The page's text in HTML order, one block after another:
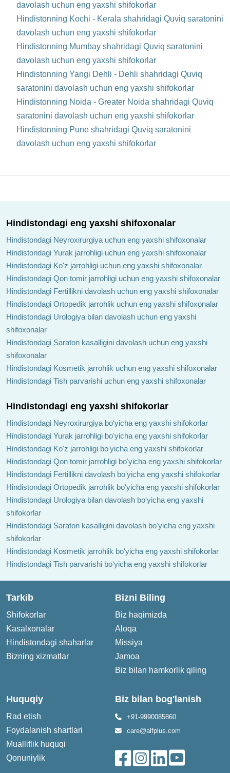
davolash uchun eng yaxshi shifokorlar
Hindistonning Kochi - Kerala shahridagi Quviq saratonini
davolash uchun eng yaxshi shifokorlar
Hindistonning Mumbay shahridagi Quviq saratonini
davolash uchun eng yaxshi shifokorlar
Hindistonning Yangi Dehli - Dehli shahridagi Quviq
saratonini davolash uchun eng yaxshi shifokorlar
Hindistonning Noida - Greater Noida shahridagi Quviq
saratonini davolash uchun eng yaxshi shifokorlar
Hindistonning Pune shahridagi Quviq saratonini
davolash uchun eng yaxshi shifokorlar
Hindistondagi eng yaxshi shifoxonalar
Hindistondagi Neyroxirurgiya uchun eng yaxshi shifoxonalar
Hindistondagi Yurak jarrohligi uchun eng yaxshi shifoxonalar
Hindistondagi Ko'z jarrohligi uchun eng yaxshi shifoxonalar
Hindistondagi Qon tomir jarrohligi uchun eng yaxshi shifoxonalar
Hindistondagi Fertillikni davolash uchun eng yaxshi shifoxonalar
Hindistondagi Ortopedik jarrohlik uchun eng yaxshi shifoxonalar
Hindistondagi Urologiya bilan davolash uchun eng yaxshi
shifoxonalar
Hindistondagi Saraton kasalligini davolash uchun eng yaxshi
shifoxonalar
Hindistondagi Kosmetik jarrohlik uchun eng yaxshi shifoxonalar
Hindistondagi Tish parvarishi uchun eng yaxshi shifoxonalar
Hindistondagi eng yaxshi shifokorlar
Hindistondagi Neyroxirurgiya boʻyicha eng yaxshi shifokorlar
Hindistondagi Yurak jarrohligi boʻyicha eng yaxshi shifokorlar
Hindistondagi Ko'z jarrohligi boʻyicha eng yaxshi shifokorlar
Hindistondagi Qon tomir jarrohligi boʻyicha eng yaxshi shifokorlar
Hindistondagi Fertillikni davolash boʻyicha eng yaxshi shifokorlar
Hindistondagi Ortopedik jarrohlik boʻyicha eng yaxshi shifokorlar
Hindistondagi Urologiya bilan davolash boʻyicha eng yaxshi
shifokorlar
Hindistondagi Saraton kasalligini davolash boʻyicha eng yaxshi
shifokorlar
Hindistondagi Kosmetik jarrohlik boʻyicha eng yaxshi shifokorlar
Hindistondagi Tish parvarishi boʻyicha eng yaxshi shifokorlar
Tarkib
Shifokorlar
Kasalxonalar
Hindistondagi shaharlar
Bizning xizmatlar
Bizni Biling
Biz haqimizda
Aloqa
Missiya
Jamoa
Biz bilan hamkorlik qiling
Huquqiy
Rad etish
Foydalanish shartlari
Mualliflik huquqi
Qonuniylik
Biz bilan bog'lanish
+91-9990085860
care@alfplus.com